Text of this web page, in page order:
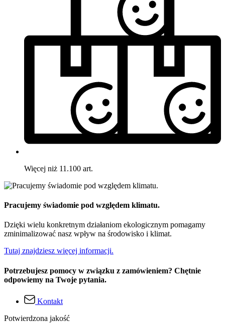
Więcej niż 11.100 art.
Pracujemy świadomie pod względem klimatu.
Dzięki wielu konkretnym działaniom ekologicznym pomagamy
zminimalizować nasz wpływ na środowisko i klimat.
Tutaj znajdziesz więcej informacji.
Potrzebujesz pomocy w związku z zamówieniem? Chętnie
odpowiemy na Twoje pytania.
Kontakt
Potwierdzona jakość